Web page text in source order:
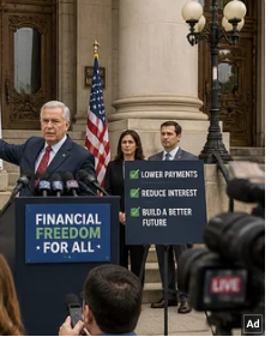
bay Boeing của Mỹ,
lít xăng cho động cơ
đã bị bọn khủng bố
những quả bom
vào những mục
sức mạnh của nước